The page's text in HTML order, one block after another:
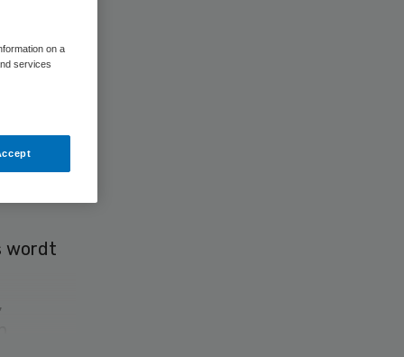
wordt
on a
services